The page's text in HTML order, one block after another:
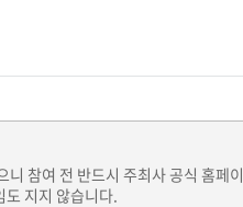
참여 전 반드시 주최사 공식 홈
지지 않습니다.